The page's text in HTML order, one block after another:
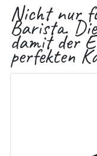
Nicht nur
Barista.
damit der
perfekten